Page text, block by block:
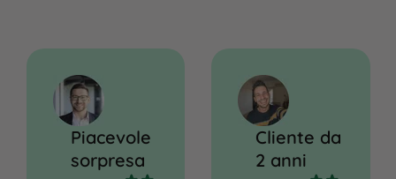
Piacevole
sorpresa
Cliente da
2 anni